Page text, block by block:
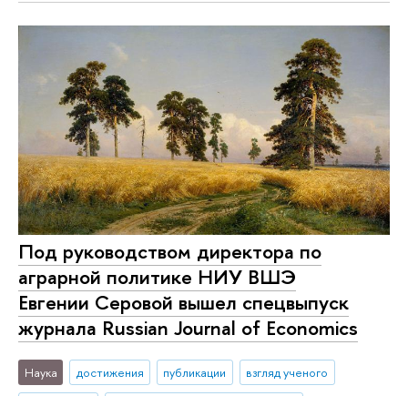
Под руководством директора по
аграрной политике НИУ ВШЭ
Евгении Серовой вышел спецвыпуск
журнала Russian Journal of Economics
Наука достижения публикации
взгляд ученого